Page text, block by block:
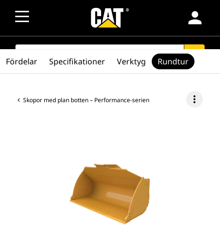
person
SEARCH search
Skopor med plan botten – Performance-serien more_vert
Fördelar Specifikationer Verktyg Rundtur